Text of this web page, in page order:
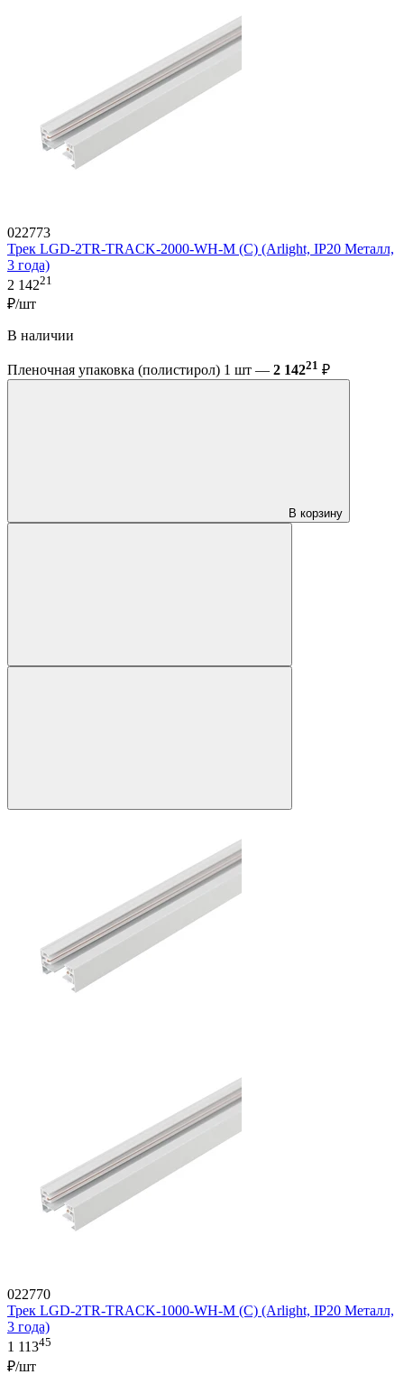
022773
Трек LGD-2TR-TRACK-2000-WH-M (C) (Arlight, IP20 Металл,
3 года)
2 14221
₽/шт
В наличии
Пленочная упаковка (полистирол) 1 шт — 2 14221 ₽
В корзину
022770
Трек LGD-2TR-TRACK-1000-WH-M (C) (Arlight, IP20 Металл,
3 года)
1 11345
₽/шт